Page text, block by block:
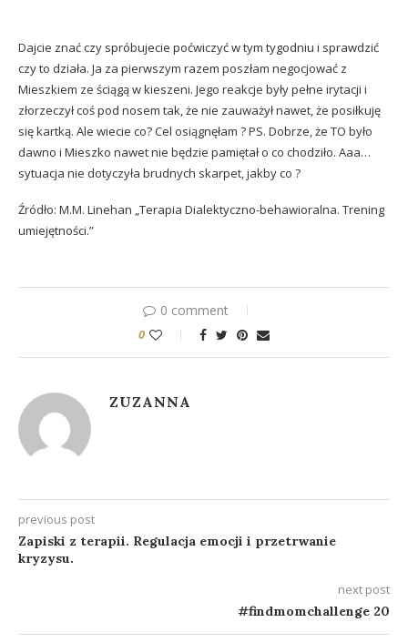
Dajcie znać czy spróbujecie poćwiczyć w tym tygodniu i sprawdzić
czy to działa. Ja za pierwszym razem poszłam negocjować z
Mieszkiem ze ściągą w kieszeni. Jego reakcje były pełne irytacji i
złorzeczył coś pod nosem tak, że nie zauważył nawet, że posiłkuję
się kartką. Ale wiecie co? Cel osiągnęłam ? PS. Dobrze, że TO było
dawno i Mieszko nawet nie będzie pamiętał o co chodziło. Aaa…
sytuacja nie dotyczyła brudnych skarpet, jakby co ?
Źródło: M.M. Linehan „Terapia Dialektyczno-behawioralna. Trening
umiejętności.”
0 comment
0
ZUZANNA
previous post
Zapiski z terapii. Regulacja emocji i przetrwanie
kryzysu.
next post
#findmomchallenge 20